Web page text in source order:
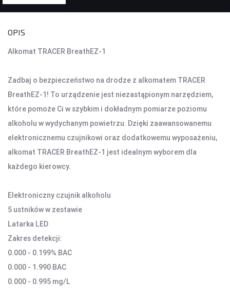
GAMEPADY
AKCESORIA DO NOTEBOOKA
STACJE CHŁODZĄCE
ZASILACZE
KAMERY SAMOCHODOWE
KAMERY DO MONITORINGU
KAMERY SPORTOWE OUTDOOROWE
APARATY
SMARTWATCHE I TABLETY
OPIS
Alkomat TRACER BreathEZ-1
Zadbaj o bezpieczeństwo na drodze z alkomatem TRACER
BreathEZ-1! To urządzenie jest niezastąpionym narzędziem,
które pomoże Ci w szybkim i dokładnym pomiarze poziomu
alkoholu w wydychanym powietrzu. Dzięki zaawansowanemu
elektronicznemu czujnikowi oraz dodatkowemu wyposażeniu,
alkomat TRACER BreathEZ-1 jest idealnym wyborem dla
każdego kierowcy.
Elektroniczny czujnik alkoholu
5 ustników w zestawie
Latarka LED
Zakres detekcji:
0.000 - 0.199% BAC
0.000 - 1.990 BAC
0.000 - 0.995 mg/L